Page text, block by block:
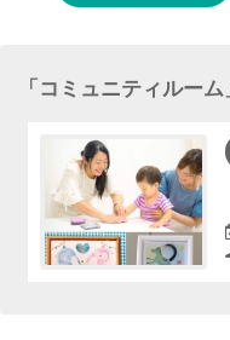
「コミュニティルーム